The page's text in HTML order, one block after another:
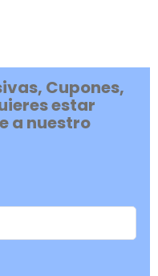
Cupones,
estar
a nuestro